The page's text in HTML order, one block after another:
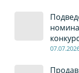
07.07